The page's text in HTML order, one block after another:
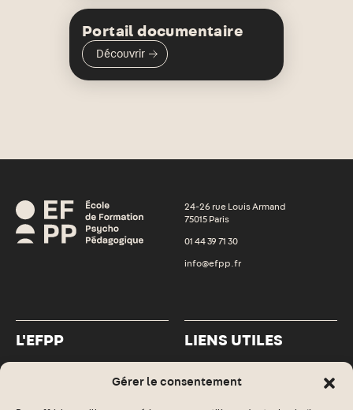
Gérer le consentement
Portail documentaire
Découvrir
24-26 rue Louis Armand
75015 Paris
01 44 39 71 30
info@efpp.fr
L'EFPP LIENS UTILES